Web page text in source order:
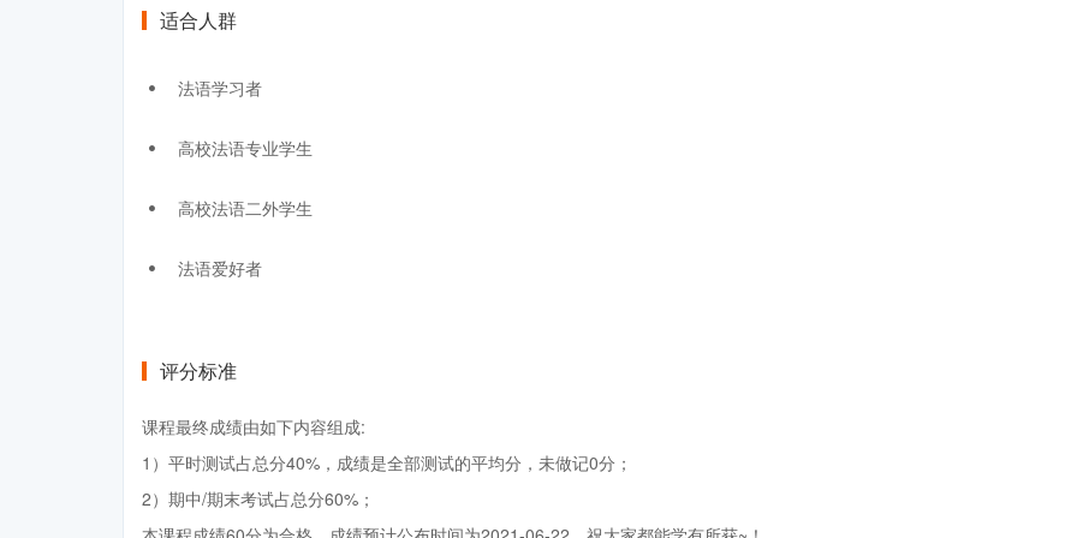
适合人群
法语学习者
高校法语专业学生
高校法语二外学生
法语爱好者
评分标准
课程最终成绩由如下内容组成:
1）平时测试占总分40%，成绩是全部测试的平均分，未做记0分；
2）期中/期末考试占总分60%；